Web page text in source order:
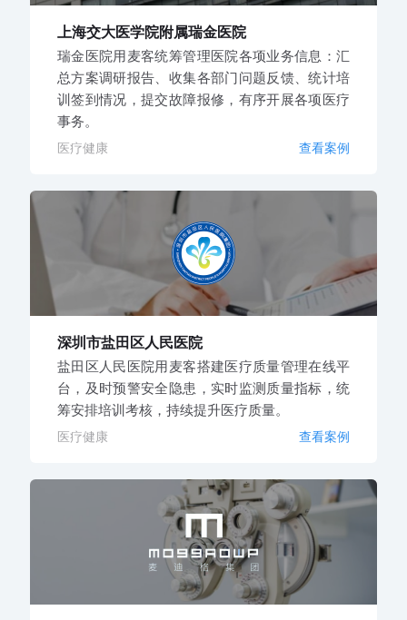
上海交大医学院附属瑞金医院
瑞金医院用麦客统筹管理医院各项业务信息：汇
总方案调研报告、收集各部门问题反馈、统计培
训签到情况，提交故障报修，有序开展各项医疗
事务。
医疗健康 查看案例
深圳市盐田区人民医院
盐田区人民医院用麦客搭建医疗质量管理在线平
台，及时预警安全隐患，实时监测质量指标，统
筹安排培训考核，持续提升医疗质量。
医疗健康 查看案例